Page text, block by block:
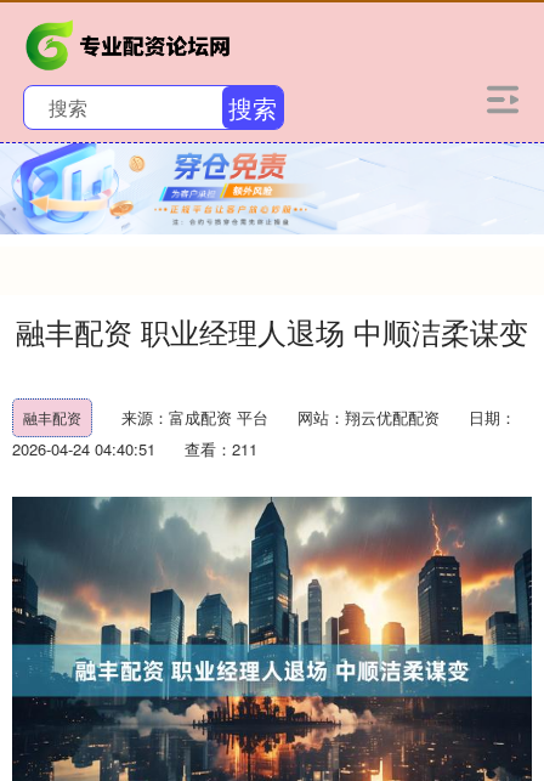
搜索
融丰配资 职业经理人退场 中顺洁柔谋变
融丰配资 来源：富成配资 平台 网站：翔云优配配资
日期：
2026-04-24 04:40:51
查看：211